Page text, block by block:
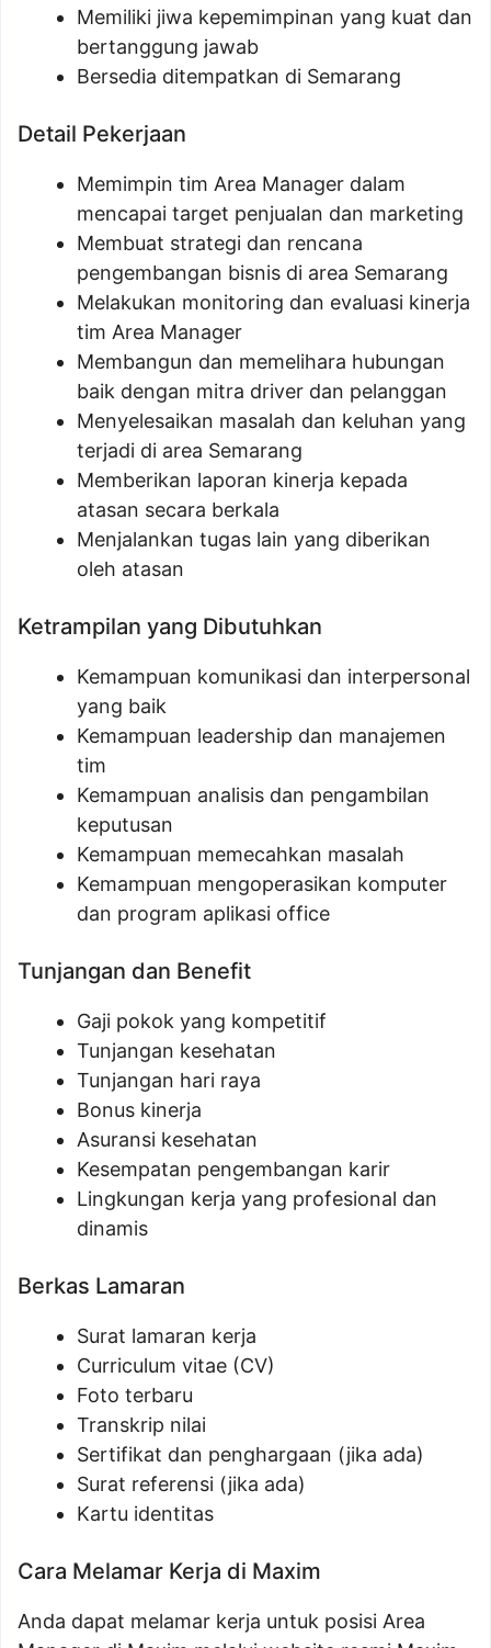
Memiliki jiwa kepemimpinan yang kuat dan
bertanggung jawab
Bersedia ditempatkan di Semarang
Detail Pekerjaan
Memimpin tim Area Manager dalam
mencapai target penjualan dan marketing
Membuat strategi dan rencana
pengembangan bisnis di area Semarang
Melakukan monitoring dan evaluasi kinerja
tim Area Manager
Membangun dan memelihara hubungan
baik dengan mitra driver dan pelanggan
Menyelesaikan masalah dan keluhan yang
terjadi di area Semarang
Memberikan laporan kinerja kepada
atasan secara berkala
Menjalankan tugas lain yang diberikan
oleh atasan
Ketrampilan yang Dibutuhkan
Kemampuan komunikasi dan interpersonal
yang baik
Kemampuan leadership dan manajemen
tim
Kemampuan analisis dan pengambilan
keputusan
Kemampuan memecahkan masalah
Kemampuan mengoperasikan komputer
dan program aplikasi office
Tunjangan dan Benefit
Gaji pokok yang kompetitif
Tunjangan kesehatan
Tunjangan hari raya
Bonus kinerja
Asuransi kesehatan
Kesempatan pengembangan karir
Lingkungan kerja yang profesional dan
dinamis
Berkas Lamaran
Surat lamaran kerja
Curriculum vitae (CV)
Foto terbaru
Transkrip nilai
Sertifikat dan penghargaan (jika ada)
Surat referensi (jika ada)
Kartu identitas
Cara Melamar Kerja di Maxim
Anda dapat melamar kerja untuk posisi Area